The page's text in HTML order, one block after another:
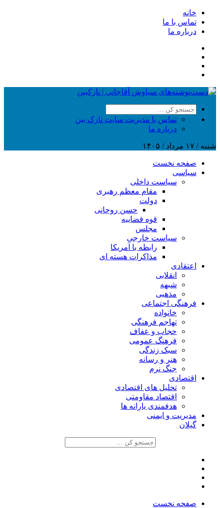
خانه
تماس با ما
درباره ما
تماس با مدیریت سایت نازک بین
درباره ما
شنبه / ۱۷ مرداد / ۱۴۰۵
صفحه نخست
سیاسی
سیاست داخلی
مقام معظم رهبری
دولت
حسن روحانی
قوه قضاییه
مجلس
سیاست خارجی
رابطه با آمریکا
مذاکرات هسته ای
اعتقادی
انقلابی
شبهه
مذهبی
فرهنگی اجتماعی
خانواده
تهاجم فرهنگی
حجاب و عفاف
فرهنگ عمومی
سبک زندگی
هنر و رسانه
جنگ نرم
اقتصادی
تحلیل های اقتصادی
اقتصاد مقاومتی
هدفمندی یارانه ها
مدیریت و ایمنی
گیلان
صفحه نخست